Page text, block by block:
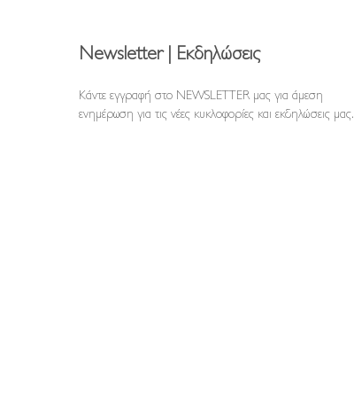
Newsletter | Εκδηλώσεις
Κάντε εγγραφή στο NEWSLETTER μας για άμεση
ενημέρωση για τις νέες κυκλοφορίες και εκδηλώσεις μας.